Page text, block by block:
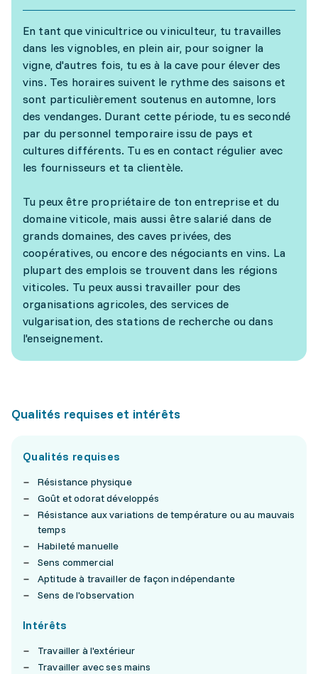
En tant que vinicultrice ou viniculteur, tu travailles
dans les vignobles, en plein air, pour soigner la
vigne, d'autres fois, tu es à la cave pour élever des
vins. Tes horaires suivent le rythme des saisons et
sont particulièrement soutenus en automne, lors
des vendanges. Durant cette période, tu es secondé
par du personnel temporaire issu de pays et
cultures différents. Tu es en contact régulier avec
les fournisseurs et ta clientèle.
Tu peux être propriétaire de ton entreprise et du
domaine viticole, mais aussi être salarié dans de
grands domaines, des caves privées, des
coopératives, ou encore des négociants en vins. La
plupart des emplois se trouvent dans les régions
viticoles. Tu peux aussi travailler pour des
organisations agricoles, des services de
vulgarisation, des stations de recherche ou dans
l'enseignement.
Qualités requises et intérêts
Qualités requises
Résistance physique
Goût et odorat développés
Résistance aux variations de température ou au mauvais
temps
Habileté manuelle
Sens commercial
Aptitude à travailler de façon indépendante
Sens de l'observation
Intérêts
Travailler à l'extérieur
Travailler avec ses mains